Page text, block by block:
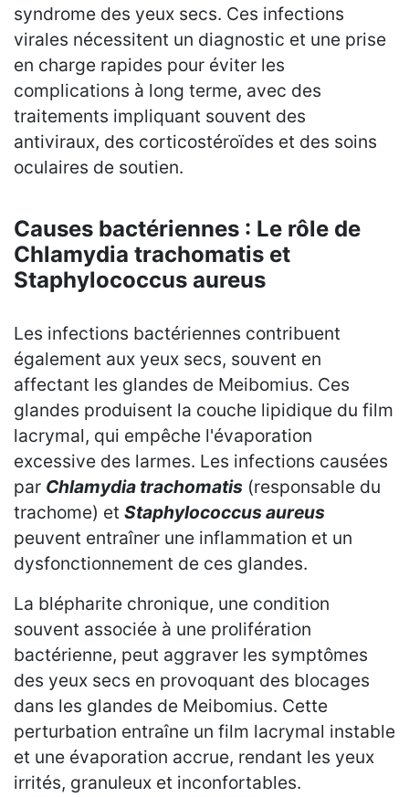
syndrome des yeux secs. Ces infections
virales nécessitent un diagnostic et une prise
en charge rapides pour éviter les
complications à long terme, avec des
traitements impliquant souvent des
antiviraux, des corticostéroïdes et des soins
oculaires de soutien.
Causes bactériennes : Le rôle de
Chlamydia trachomatis et
Staphylococcus aureus
Les infections bactériennes contribuent
également aux yeux secs, souvent en
affectant les glandes de Meibomius. Ces
glandes produisent la couche lipidique du film
lacrymal, qui empêche l'évaporation
excessive des larmes. Les infections causées
par Chlamydia trachomatis (responsable du
trachome) et Staphylococcus aureus
peuvent entraîner une inflammation et un
dysfonctionnement de ces glandes.
La blépharite chronique, une condition
souvent associée à une prolifération
bactérienne, peut aggraver les symptômes
des yeux secs en provoquant des blocages
dans les glandes de Meibomius. Cette
perturbation entraîne un film lacrymal instable
et une évaporation accrue, rendant les yeux
irrités, granuleux et inconfortables.